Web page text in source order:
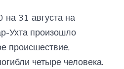
на 31 августа на
Ухта произошло
происшествие,
четыре человека.